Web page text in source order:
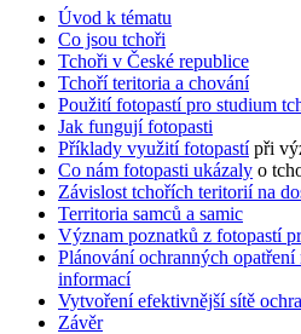
Úvod k tématu
Co jsou tchoři
Tchoři v České republice
Tchoří teritoria a chování
Použití fotopastí pro studium
Jak fungují fotopasti
Příklady využití fotopastípři
Co nám fotopasti ukázaly o
Závislost tchořích teritorií na
Territoria samců a samic
Význam poznatků z fotopastí
Plánování ochranných
informací
Vytvoření efektivnější sítě
Závěr